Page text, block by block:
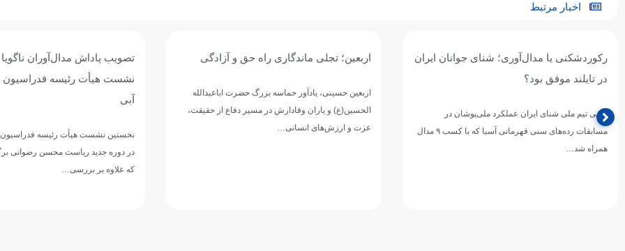
اخبار مرتبط
رکوردشکنی یا مدال‌آوری؛ شنای جوانان ایران
در تایلند موفق بود؟
مربی تیم ملی شنای ایران عملکرد ملی‌پوشان در
مسابقات رده‌های سنی قهرمانی آسیا که با کسب ۹ مدال
همراه شد…
اربعین؛ تجلی ماندگاری راه حق و آزادگی
اربعین حسینی، یادآور حماسه بزرگ حضرت اباعبدالله
الحسین(ع) و یاران وفادارش در مسیر دفاع از حقیقت،
عزت و ارزش‌های انسانی…
تصویب پاداش مدال‌آوران
نشست هیأت رئیسه
آبی
نخستین نشست هیأت رئیسه
در دوره جدید ریاست محسن رضوانی
که علاوه بر بررسی…